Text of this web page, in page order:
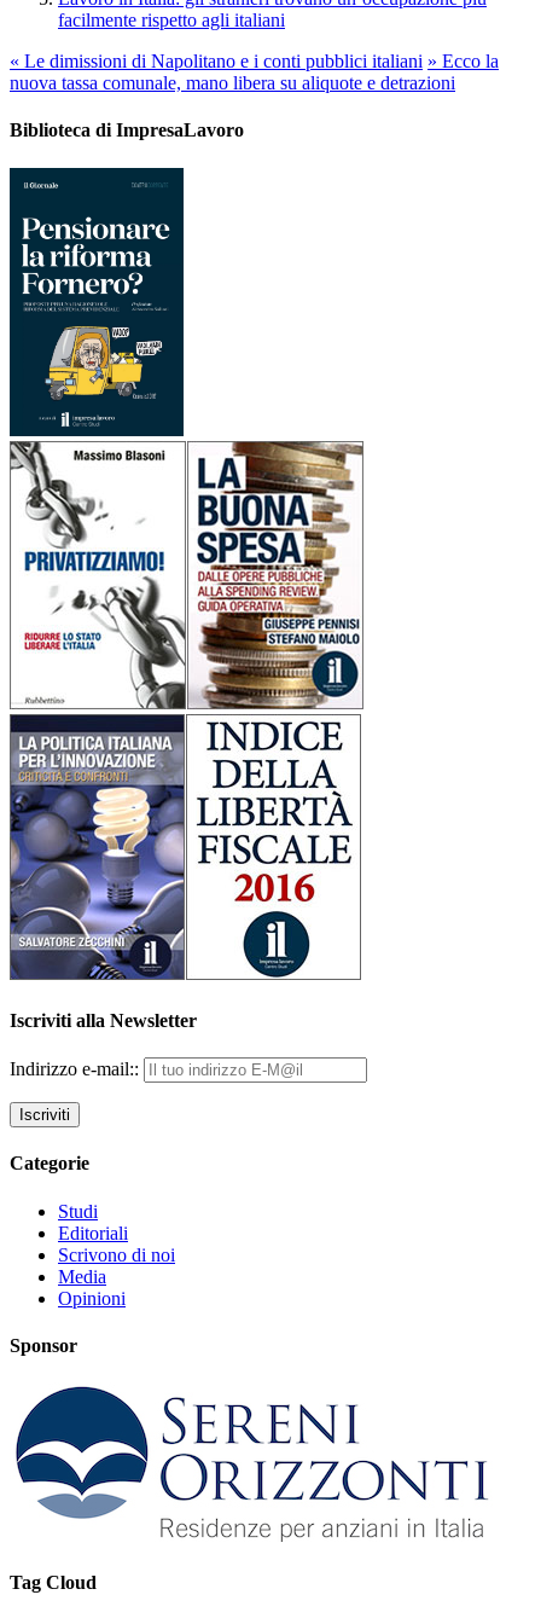
facilmente rispetto agli italiani
« Le dimissioni di Napolitano e i conti pubblici italiani » Ecco la
nuova tassa comunale, mano libera su aliquote e detrazioni
Biblioteca di ImpresaLavoro
Iscriviti alla Newsletter
Indirizzo e-mail::
Categorie
Studi
Editoriali
Scrivono di noi
Media
Opinioni
Sponsor
Tag Cloud